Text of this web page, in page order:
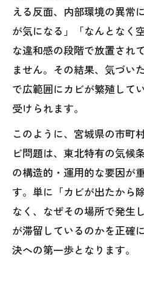
える反面、内部環境の異常
が気になる」「なんとなく
な違和感の段階で放置され
ません。その結果、気づい
で広範囲にカビが繁殖して
受けられます。
このように、宮城県の市町
ビ問題は、東北特有の気候
の構造的・運用的な要因が
す。単に「カビが出たから
なく、なぜその場所で発生
が滞留しているのかを正確
決への第一歩となります。